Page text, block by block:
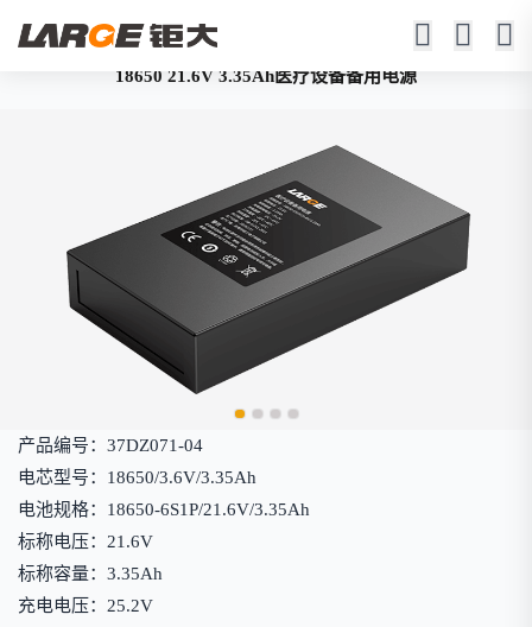
18650 21.6V 3.35Ah医疗设备备用电源
产品编号：37DZ071-04
电芯型号：18650/3.6V/3.35Ah
电池规格：18650-6S1P/21.6V/3.35Ah
标称电压：21.6V
标称容量：3.35Ah
充电电压：25.2V